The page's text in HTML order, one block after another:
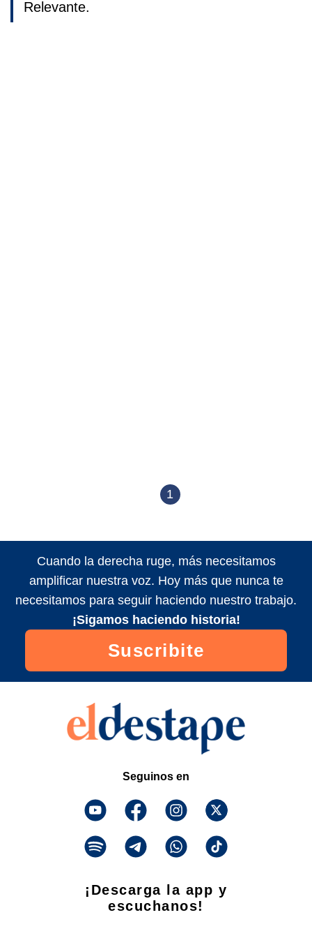
Relevante.
1
Cuando la derecha ruge, más necesitamos
amplificar nuestra voz. Hoy más que nunca te
necesitamos para seguir haciendo nuestro trabajo.
¡Sigamos haciendo historia!
Suscribite
Seguinos en
¡Descarga la app y
escuchanos!